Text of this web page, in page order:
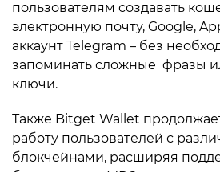
пользователям создавать
электронную почту, Google,
аккаунт Telegram – без
запоминать сложные фразы
ключи.
Также Bitget Wallet
работу пользователей с
блокчейнами, расширяя